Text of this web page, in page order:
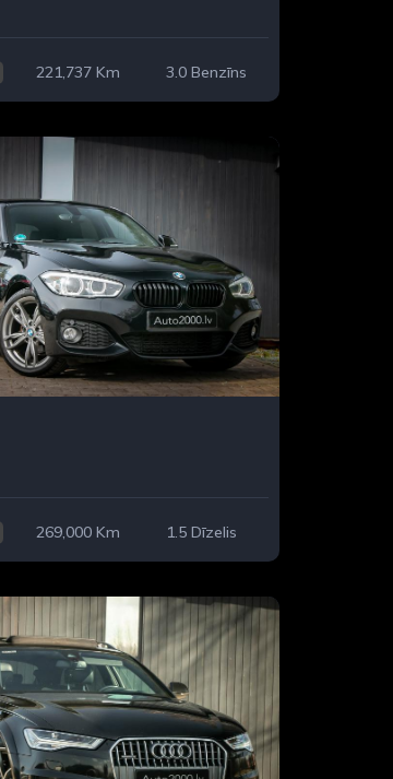
221,737 Km 3.0 Benzīns
269,000 Km 1.5 Dīzelis